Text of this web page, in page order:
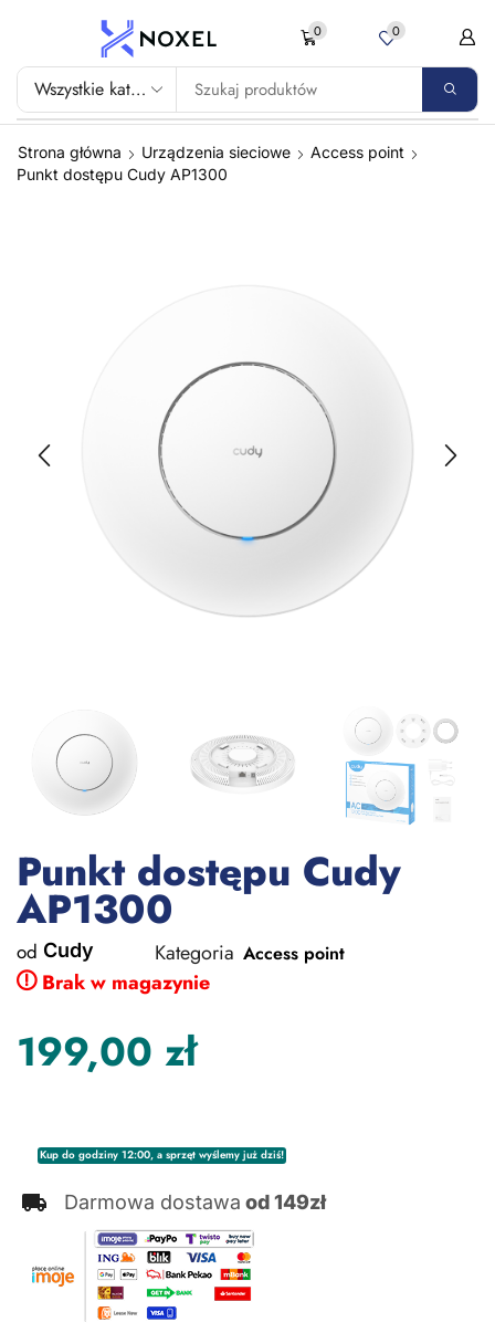
0 0
Strona główna Urządzenia sieciowe
Access point
Punkt dostępu Cudy AP1300
Punkt dostępu Cudy
AP1300
od Cudy Kategoria Access point
Brak w magazynie
199,00 zł
Kup do godziny 12:00, a sprzęt wyślemy już dziś!
Darmowa dostawa od 149zł